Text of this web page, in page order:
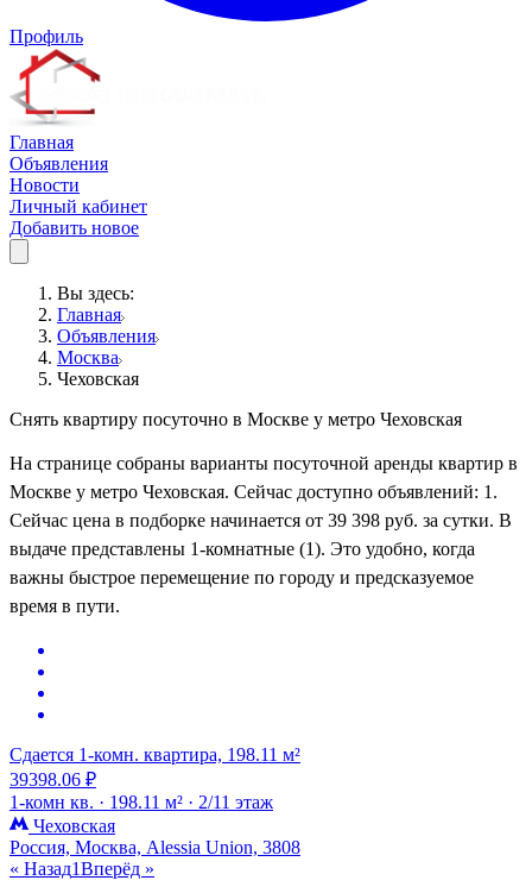
Профиль
Главная
Объявления
Новости
Личный кабинет
Добавить новое
Вы здесь:
Главная
Объявления
Москва
Чеховская
Снять квартиру посуточно в Москве у метро Чеховская
На странице собраны варианты посуточной аренды квартир в
Москве у метро Чеховская. Сейчас доступно объявлений: 1.
Сейчас цена в подборке начинается от 39 398 руб. за сутки. В
выдаче представлены 1-комнатные (1). Это удобно, когда
важны быстрое перемещение по городу и предсказуемое
время в пути.
Сдается 1-комн. квартира, 198.11 м²
39398.06 ₽
1-комн кв. · 198.11 м² · 2/11 этаж
Чеховская
Россия, Москва, Alessia Union, 3808
« Назад1Вперёд »